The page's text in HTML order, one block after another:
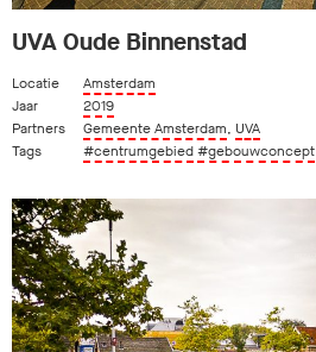
UVA Oude Binnenstad
Locatie
Amsterdam
Jaar
2019
Partners
Gemeente Amsterdam, UVA
Tags
#centrumgebied#gebouwconcept